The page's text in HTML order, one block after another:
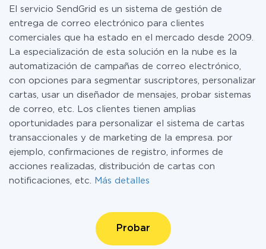
El servicio SendGrid es un sistema de gestión de
entrega de correo electrónico para clientes
comerciales que ha estado en el mercado desde 2009.
La especialización de esta solución en la nube es la
automatización de campañas de correo electrónico,
con opciones para segmentar suscriptores, personalizar
cartas, usar un diseñador de mensajes, probar sistemas
de correo, etc. Los clientes tienen amplias
oportunidades para personalizar el sistema de cartas
transaccionales y de marketing de la empresa. por
ejemplo, confirmaciones de registro, informes de
acciones realizadas, distribución de cartas con
notificaciones, etc.
Más detalles
Probar